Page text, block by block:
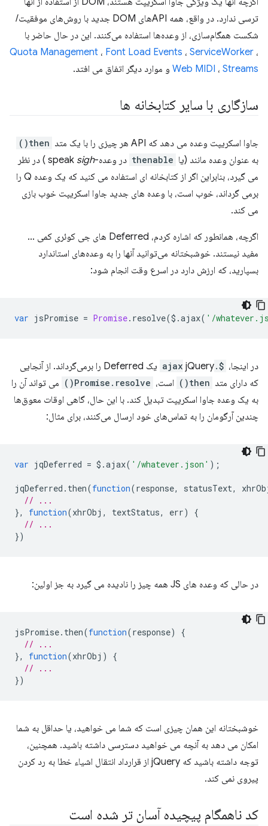
ترسی ندارد. در واقع، همه APIهای DOM جدید با روش‌های موفقیت/
شکست همگام‌سازی، از وعده‌ها استفاده می‌کنند. این در حال حاضر با
Quota Management ، Font Load Events ، ServiceWorker ،
Web MIDI ، Streams و موارد دیگر اتفاق می افتد.
سازگاری با سایر کتابخانه ها
جاوا اسکریپت وعده می دهد که API هر چیزی را با یک متد then()
به عنوان وعده مانند (یا thenable در وعده-speaksigh
) در نظر
می گیرد، بنابراین اگر از کتابخانه ای استفاده می کنید که یک وعده Q را
برمی گرداند، خوب است، با وعده های جدید جاوا اسکریپت خوب بازی
می کند.
اگرچه، همانطور که اشاره کردم، Deferred های جی کوئری کمی ...
مفید نیستند. خوشبختانه می‌توانید آنها را به وعده‌های استاندارد
بسپارید، که ارزش دارد در اسرع وقت انجام شود:
var jsPromise = Promise. resolve($ .ajax( '/
در اینجا، $.ajax
jQuery یک Deferred را برمی‌گرداند. از آنجایی
که دارای متد then() است، Promise.resolve()
می تواند آن را
به یک وعده جاوا اسکریپت تبدیل کند. با این حال، گاهی اوقات معوق‌ها
چندین آرگومان را به تماس‌های خود ارسال می‌کنند، برای مثال:
var jqDeferred = $ .ajax( '/whatever.json' );
jqDeferred . then(function(response, statusText,
// ...
},
function(xhrObj , textStatus, err)
{
// ...
})
در حالی که وعده های JS همه چیز را نادیده می گیرد به جز اولین:
jsPromise. then(function(response)
{
// ...
},
function(xhrObj )
{
// ...
})
خوشبختانه این همان چیزی است که شما می خواهید، یا حداقل به شما
امکان می دهد به آنچه می خواهید دسترسی داشته باشید. همچنین،
توجه داشته باشید که jQuery از قرارداد انتقال اشیاء خطا به رد کردن
پیروی نمی کند.
کد ناهمگام پیچیده آسان تر شده است